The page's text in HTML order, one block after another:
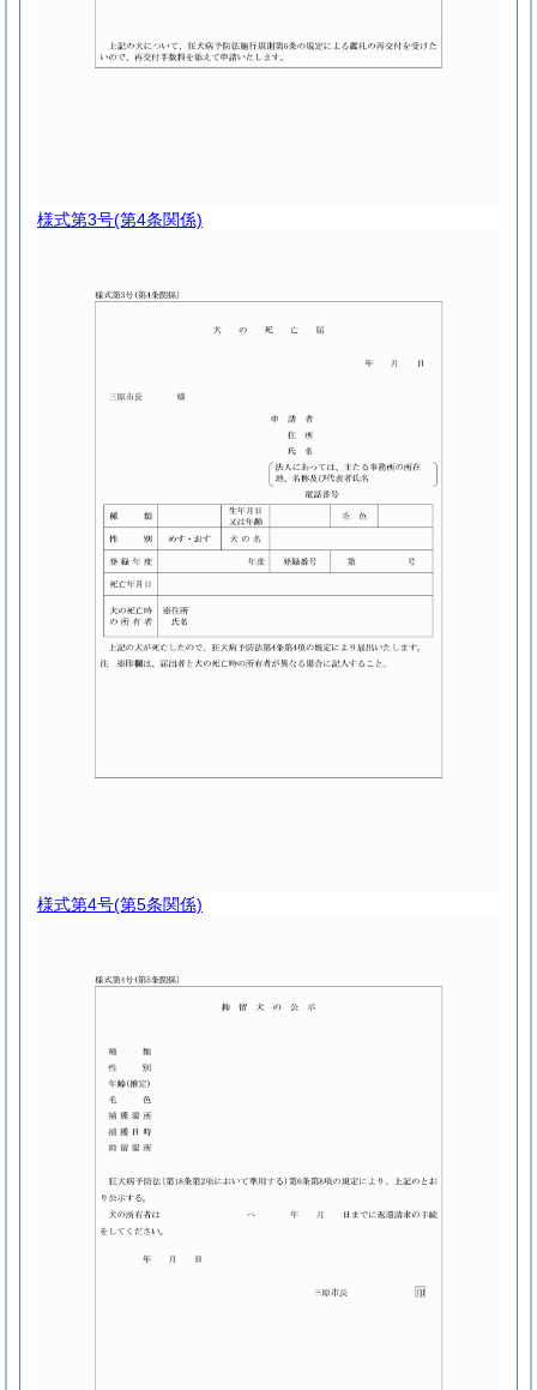
様式第3号(第4条関係)
様式第4号(第5条関係)